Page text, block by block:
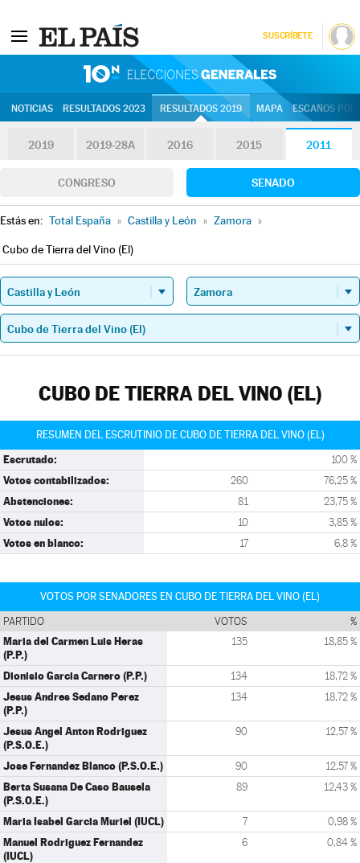
SUSCRÍBETE
NOTICIAS RESULTADOS 2023 RESULTADOS 2019 MAPA ESCAÑOS
2019 2019-28A 2016 2015 2011
CONGRESO SENADO
Estás en: Total España » Castilla y León » Zamora »
Cubo de Tierra del Vino (El)
CUBO DE TIERRA DEL VINO (EL)
RESUMEN DEL ESCRUTINIO DE CUBO DE TIERRA DEL VINO (EL)
Escrutado: 100 %
Votos contabilizados: 260 76,25 %
Abstenciones: 81 23,75 %
Votos nulos: 10 3,85 %
Votos en blanco: 17 6,8 %
VOTOS POR SENADORES EN CUBO DE TIERRA DEL VINO (EL)
PARTIDO VOTOS %
Maria del Carmen Luis Heras
(P.P.)
135 18,85 %
Dionisio Garcia Carnero (P.P.) 134 18,72 %
Jesus Andres Sedano Perez
(P.P.)
134 18,72 %
Jesus Angel Anton Rodriguez
(P.S.O.E.)
90 12,57 %
Jose Fernandez Blanco (P.S.O.E.) 90 12,57 %
Berta Susana De Caso Bausela
(P.S.O.E.)
89 12,43 %
Maria Isabel Garcia Muriel (IUCL) 7 0,98 %
Manuel Rodriguez Fernandez
(IUCL)
6 0,84 %